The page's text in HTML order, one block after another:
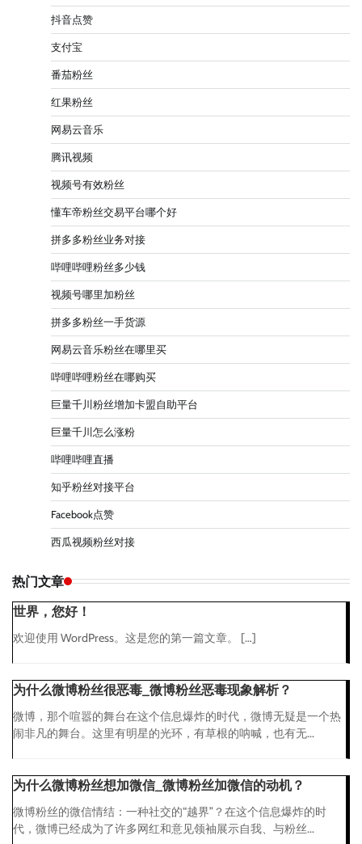
抖音点赞
支付宝
番茄粉丝
红果粉丝
网易云音乐
腾讯视频
视频号有效粉丝
懂车帝粉丝交易平台哪个好
拼多多粉丝业务对接
哔哩哔哩粉丝多少钱
视频号哪里加粉丝
拼多多粉丝一手货源
网易云音乐粉丝在哪里买
哔哩哔哩粉丝在哪购买
巨量千川粉丝增加卡盟自助平台
巨量千川怎么涨粉
哔哩哔哩直播
知乎粉丝对接平台
Facebook点赞
西瓜视频粉丝对接
热门文章
世界，您好！
欢迎使用 WordPress。这是您的第一篇文章。 […]
为什么微博粉丝很恶毒_微博粉丝恶毒现象解析？
微博，那个喧嚣的舞台在这个信息爆炸的时代，微博无疑是一个热
闹非凡的舞台。这里有明星的光环，有草根的呐喊，也有无...
为什么微博粉丝想加微信_微博粉丝加微信的动机？
微博粉丝的微信情结：一种社交的“越界”？在这个信息爆炸的时
代，微博已经成为了许多网红和意见领袖展示自我、与粉丝...